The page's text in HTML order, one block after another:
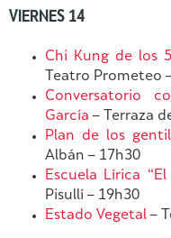
VIERNES 14
Chi Kung de los
Teatro Prometeo
Conversatorio
García – Terraza
Plan de los
Albán – 17h30
Escuela Lírica “El
Pisullí – 19h30
Estado Vegetal –